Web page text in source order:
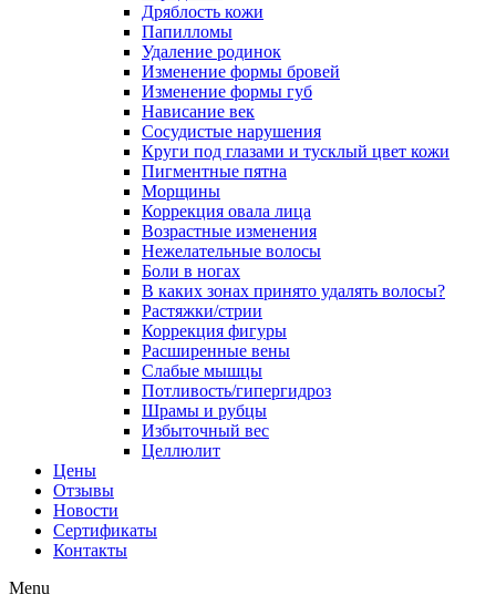
Дряблость кожи
Папилломы
Удаление родинок
Изменение формы бровей
Изменение формы губ
Нависание век
Сосудистые нарушения
Круги под глазами и тусклый цвет кожи
Пигментные пятна
Морщины
Коррекция овала лица
Возрастные изменения
Нежелательные волосы
Боли в ногах
В каких зонах принято удалять волосы?
Растяжки/стрии
Коррекция фигуры
Расширенные вены
Слабые мышцы
Потливость/гипергидроз
Шрамы и рубцы
Избыточный вес
Целлюлит
Цены
Отзывы
Новости
Сертификаты
Контакты
Menu